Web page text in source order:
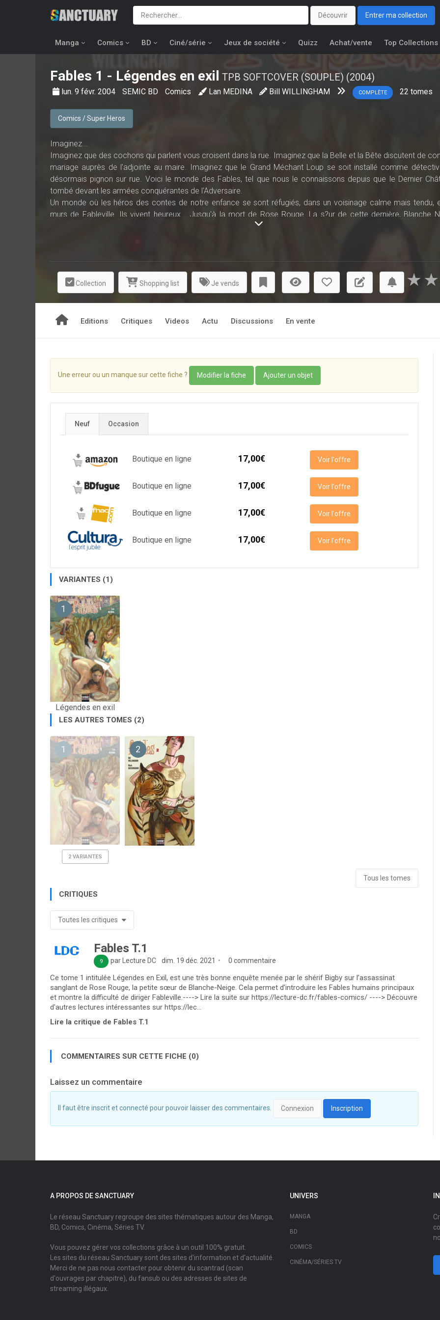
Découvrir Entrer ma collection
Manga Comics BD Ciné/série Jeux de société Quizz Achat/vente Top Collections
Fables 1 - Légendes en exil TPB SOFTCOVER (SOUPLE) (2004)
lun. 9 févr. 2004 SEMIC BD Comics Lan MEDINA Bill WILLINGHAM COMPLÈTE 22 tomes
Comics / Super Heros
Imaginez...
Imaginez que des cochons qui parlent vous croisent dans la rue. Imaginez que la Belle et la Bête discutent de
mariage auprès de l'adjointe au maire. Imaginez que le Grand Méchant Loup se soit installé comme
désormais pignon sur rue. Voici le monde des Fables, tel que nous le connaissons depuis que le Dernier
tombé devant les armées conquérantes de l'Adversaire.
Un monde où les héros des contes de notre enfance se sont réfugiés, dans un voisinage calme mais tendu,
murs de Fableville. Ils vivent heureux... Jusqu'à la mort de Rose Rouge. La s?ur de cette dernière, Blanche
trouve la force de surmonter son chagrin que pour confier à Bigby, le loup détective, la charge d'élucider cet
maintenir l'ordre dans Fableville ? Ou bien l'innocent et moqueur Gobe-Mouche ? Décidément, la vie n'est pas un
fées...
Collection Shopping list Je vends ★
★
Editions Critiques Videos Actu Discussions En vente
Une erreur ou un manque sur cette fiche ? Modifier la fiche Ajouter un objet
Neuf Occasion
Boutique en ligne 17,00€ Voir l'offre
Boutique en ligne 17,00€ Voir l'offre
Boutique en ligne 17,00€ Voir l'offre
Boutique en ligne 17,00€ Voir l'offre
VARIANTES (1)
Légendes en exil
1
LES AUTRES TOMES (2)
2 VARIANTES
1 2
Tous les tomes
CRITIQUES
Toutes les critiques
Fables T.1
9 par Lecture DC dim. 19 déc. 2021 0 commentaire
Ce tome 1 intitulée Légendes en Exil, est une très bonne enquête menée par le shérif Bigby sur l’assassinat
sanglant de Rose Rouge, la petite sœur de Blanche-Neige. Cela permet d’introduire les Fables humains principaux
et montre la difficulté de diriger Fableville.----> Lire la suite sur https://lecture-dc.fr/fables-comics/ ----> Découvre
d'autres lectures intéressantes sur https://lec...
Lire la critique de Fables T.1
COMMENTAIRES SUR CETTE FICHE (0)
Laissez un commentaire
Il faut être inscrit et connecté pour pouvoir laisser des commentaires. Connexion Inscription
A PROPOS DE SANCTUARY
Le réseau Sanctuary regroupe des sites thématiques autour des Manga,
BD, Comics, Cinéma, Séries TV.
Vous pouvez gérer vos collections grâce à un outil 100% gratuit.
Les sites du réseau Sanctuary sont des sites d'information et d'actualité.
Merci de ne pas nous contacter pour obtenir du scantrad (scan
d'ouvrages par chapitre), du fansub ou des adresses de sites de
streaming illégaux.
UNIVERS
MANGA
BD
COMICS
CINÉMA/SÉRIES TV